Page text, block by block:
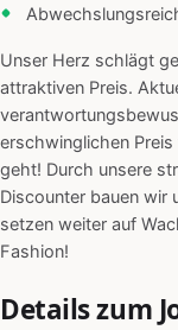
Unser Herz schlägt
attraktiven Preis.
erschwinglichen
geht! Durch unsere
Discounter bauen wir
setzen weiter auf
Fashion!
Details zum